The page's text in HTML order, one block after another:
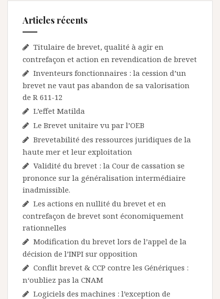
Articles récents
Titulaire de brevet, qualité à agir en
contrefaçon et action en revendication de brevet
Inventeurs fonctionnaires : la cession d’un
brevet ne vaut pas abandon de sa valorisation
de R 611-12
L’effet Matilda
Le Brevet unitaire vu par l’OEB
Brevetabilité des ressources juridiques de la
haute mer et leur exploitation
Validité du brevet : la Cour de cassation se
prononce sur la généralisation intermédiaire
inadmissible.
Les actions en nullité du brevet et en
contrefaçon de brevet sont économiquement
rationnelles
Modification du brevet lors de l’appel de la
décision de l’INPI sur opposition
Conflit brevet & CCP contre les Génériques :
n‘oubliez pas la CNAM
Logiciels des machines : l’exception de